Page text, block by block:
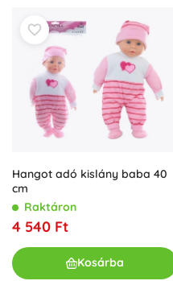
Hangot adó kislány baba 40
cm
Raktáron
4 540 Ft
Kosárba